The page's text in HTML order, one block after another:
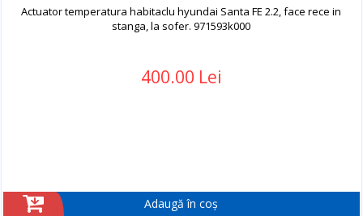
Actuator temperatura habitaclu hyundai Santa FE 2.2, face rece in
stanga, la sofer. 971593k000
400.00 Lei
Adaugă în coș